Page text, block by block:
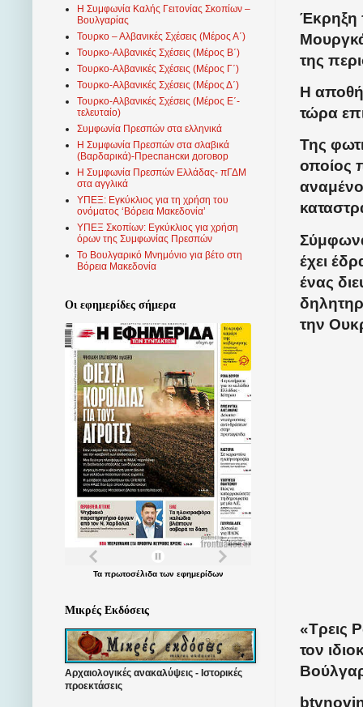
Έκρηξη
της
Η
τώρα
Της
οποίος
έχει
ένας
την
«Τρεις
τον
Η Συμφωνία Καλής Γειτονίας Σκοπίων –
Βουλγαρίας
Τουρκο – Αλβανικές Σχέσεις (Mέρος Α΄)
Τουρκο-Αλβανικές Σχέσεις (Μέρος Β΄)
Τουρκο-Αλβανικές Σχέσεις (Μέρος Γ΄)
Τουρκο-Αλβανικές Σχέσεις (Μέρος Δ΄)
Τουρκο-Αλβανικές Σχέσεις (Μέρος Ε΄-
τελευταίο)
Συμφωνία Πρεσπών στα ελληνικά
Η Συμφωνία Πρεσπών στα σλαβικά
(Βαρδαρικά)-Преспански договор
Η Συμφωνία Πρεσπών Ελλάδας- πΓΔΜ
στα αγγλικά
ΥΠΕΞ: Εγκύκλιος για τη χρήση του
ονόματος ‘Βόρεια Μακεδονία’
ΥΠΕΞ Σκοπίων: Εγκύκλιος για χρήση
όρων της Συμφωνίας Πρεσπών
Το Βουλγαρικό Μνημόνιο για βέτο στη
Βόρεια Μακεδονία
Οι εφημερίδες σήμερα
Τα πρωτοσέλιδατων εφημερίδων
Μικρές Εκδόσεις
Αρχαιολογικές ανακαλύψεις - Ιστορικές
προεκτάσεις